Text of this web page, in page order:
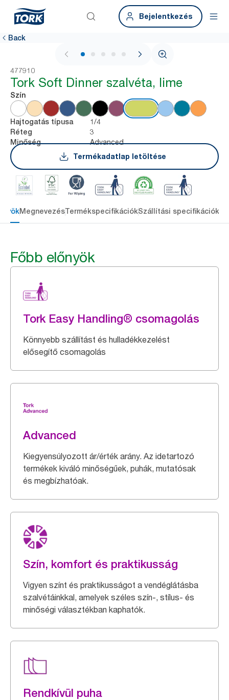
Bejelentkezés
Back
1 / 6
477910
Tork Soft Dinner szalvéta, lime
Szín
Hajtogatás típusa 1/4
Réteg 3
Minőség
Advanced
Termékadatlap letöltése
MegnevezésTermékspecifikációkSzállítási specifikációk
Főbb előnyök
Tork Easy Handling® csomagolás
Könnyebb szállítást és hulladékkezelést
elősegítő csomagolás
Advanced
Kiegyensúlyozott ár/érték arány. Az idetartozó
termékek kiváló minőségűek, puhák, mutatósak
és megbízhatóak.
Szín, komfort és praktikusság
Vigyen színt és praktikusságot a vendéglátásba
szalvétáinkkal, amelyek széles szín-, stílus- és
minőségi választékban kaphatók.
Rendkívül puha